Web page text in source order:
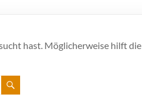
hast. Möglicherweise hilft die